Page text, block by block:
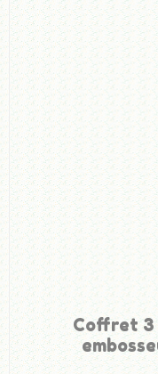
Coffret 3